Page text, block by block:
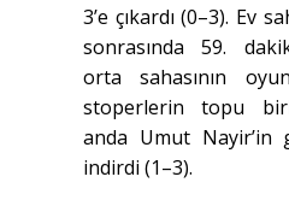
3’e çıkardı (0–3). Ev
sonrasında 59.
orta sahasının
stoperlerin topu
anda Umut Nayir’in
indirdi (1–3).